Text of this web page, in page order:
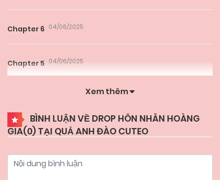
Chapter 6 04/06/2025
Chapter 5 04/06/2025
Chapter 3 04/06/2025
Chapter 2 04/06/2025
Xem thêm
BÌNH LUẬN VỀ DROP HÔN NHÂN HOÀNG
GIA(0) TẠI QUẢ ANH ĐÀO CUTEO